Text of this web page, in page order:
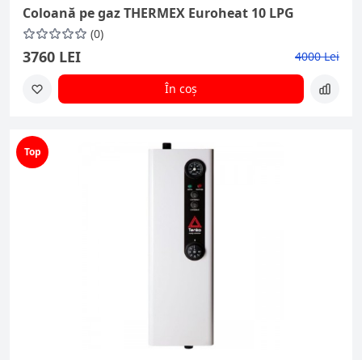
Coloană pe gaz THERMEX Euroheat 10 LPG
(0)
3760 LEI 4000 Lei
În coș
Top